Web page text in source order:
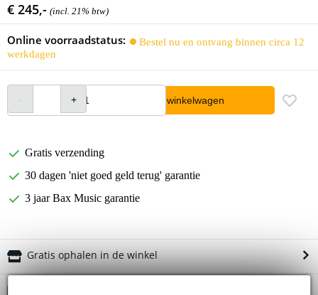
€ 245,- (incl. 21% btw)
Online voorraadstatus:
Bestel nu en ontvang binnen circa 12
werkdagen
In winkelwagen
Gratis verzending
30 dagen 'niet goed geld terug' garantie
3 jaar Bax Music garantie
Gratis ophalen in de winkel